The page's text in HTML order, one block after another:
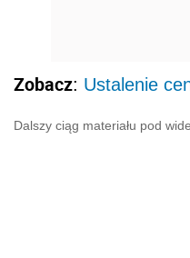
Zobacz: Ustalenie
Dalszy ciąg materiału pod